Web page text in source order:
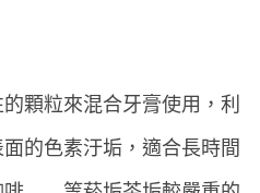
顆粒來混合牙膏使用，利
的色素汙垢，適合長時間